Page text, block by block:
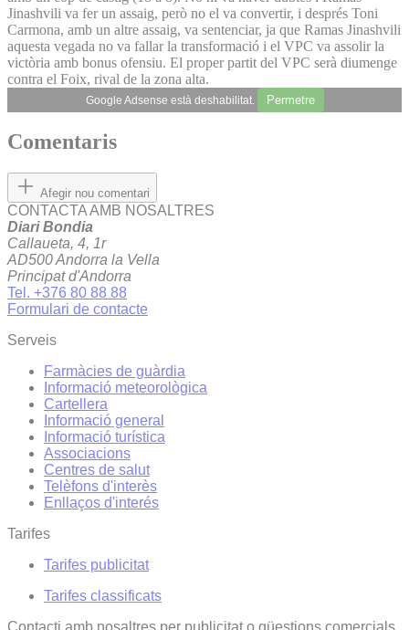
Jinashvili va fer un assaig, però no el va convertir, i després Toni
Carmona, amb un altre assaig, va sentenciar, ja que Ramas Jinashvili
aquesta vegada no va fallar la transformació i el VPC va assolir la
victòria amb bonus ofensiu. El proper partit del VPC serà diumenge
contra el Foix, rival de la zona alta.
Google Adsense està deshabilitat. Permetre
Comentaris
Afegir nou comentari
CONTACTA AMB NOSALTRES
Diari Bondia
Callaueta, 4, 1r
AD500 Andorra la Vella
Principat d'Andorra
Tel. +376 80 88 88
Formulari de contacte
Serveis
Farmàcies de guàrdia
Informació meteorològica
Cartellera
Informació general
Informació turística
Associacions
Centres de salut
Telèfons d'interès
Enllaços d'interés
Tarifes
Tarifes publicitat
Tarifes classificats